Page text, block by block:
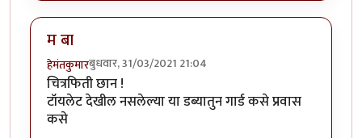
म बा
हेमंतकुमारबुधवार, 31/03/2021 21:04
चित्रफिती छान !
टॉयलेट देखील नसलेल्या या डब्यातुन गार्ड कसे प्रवास
कसे